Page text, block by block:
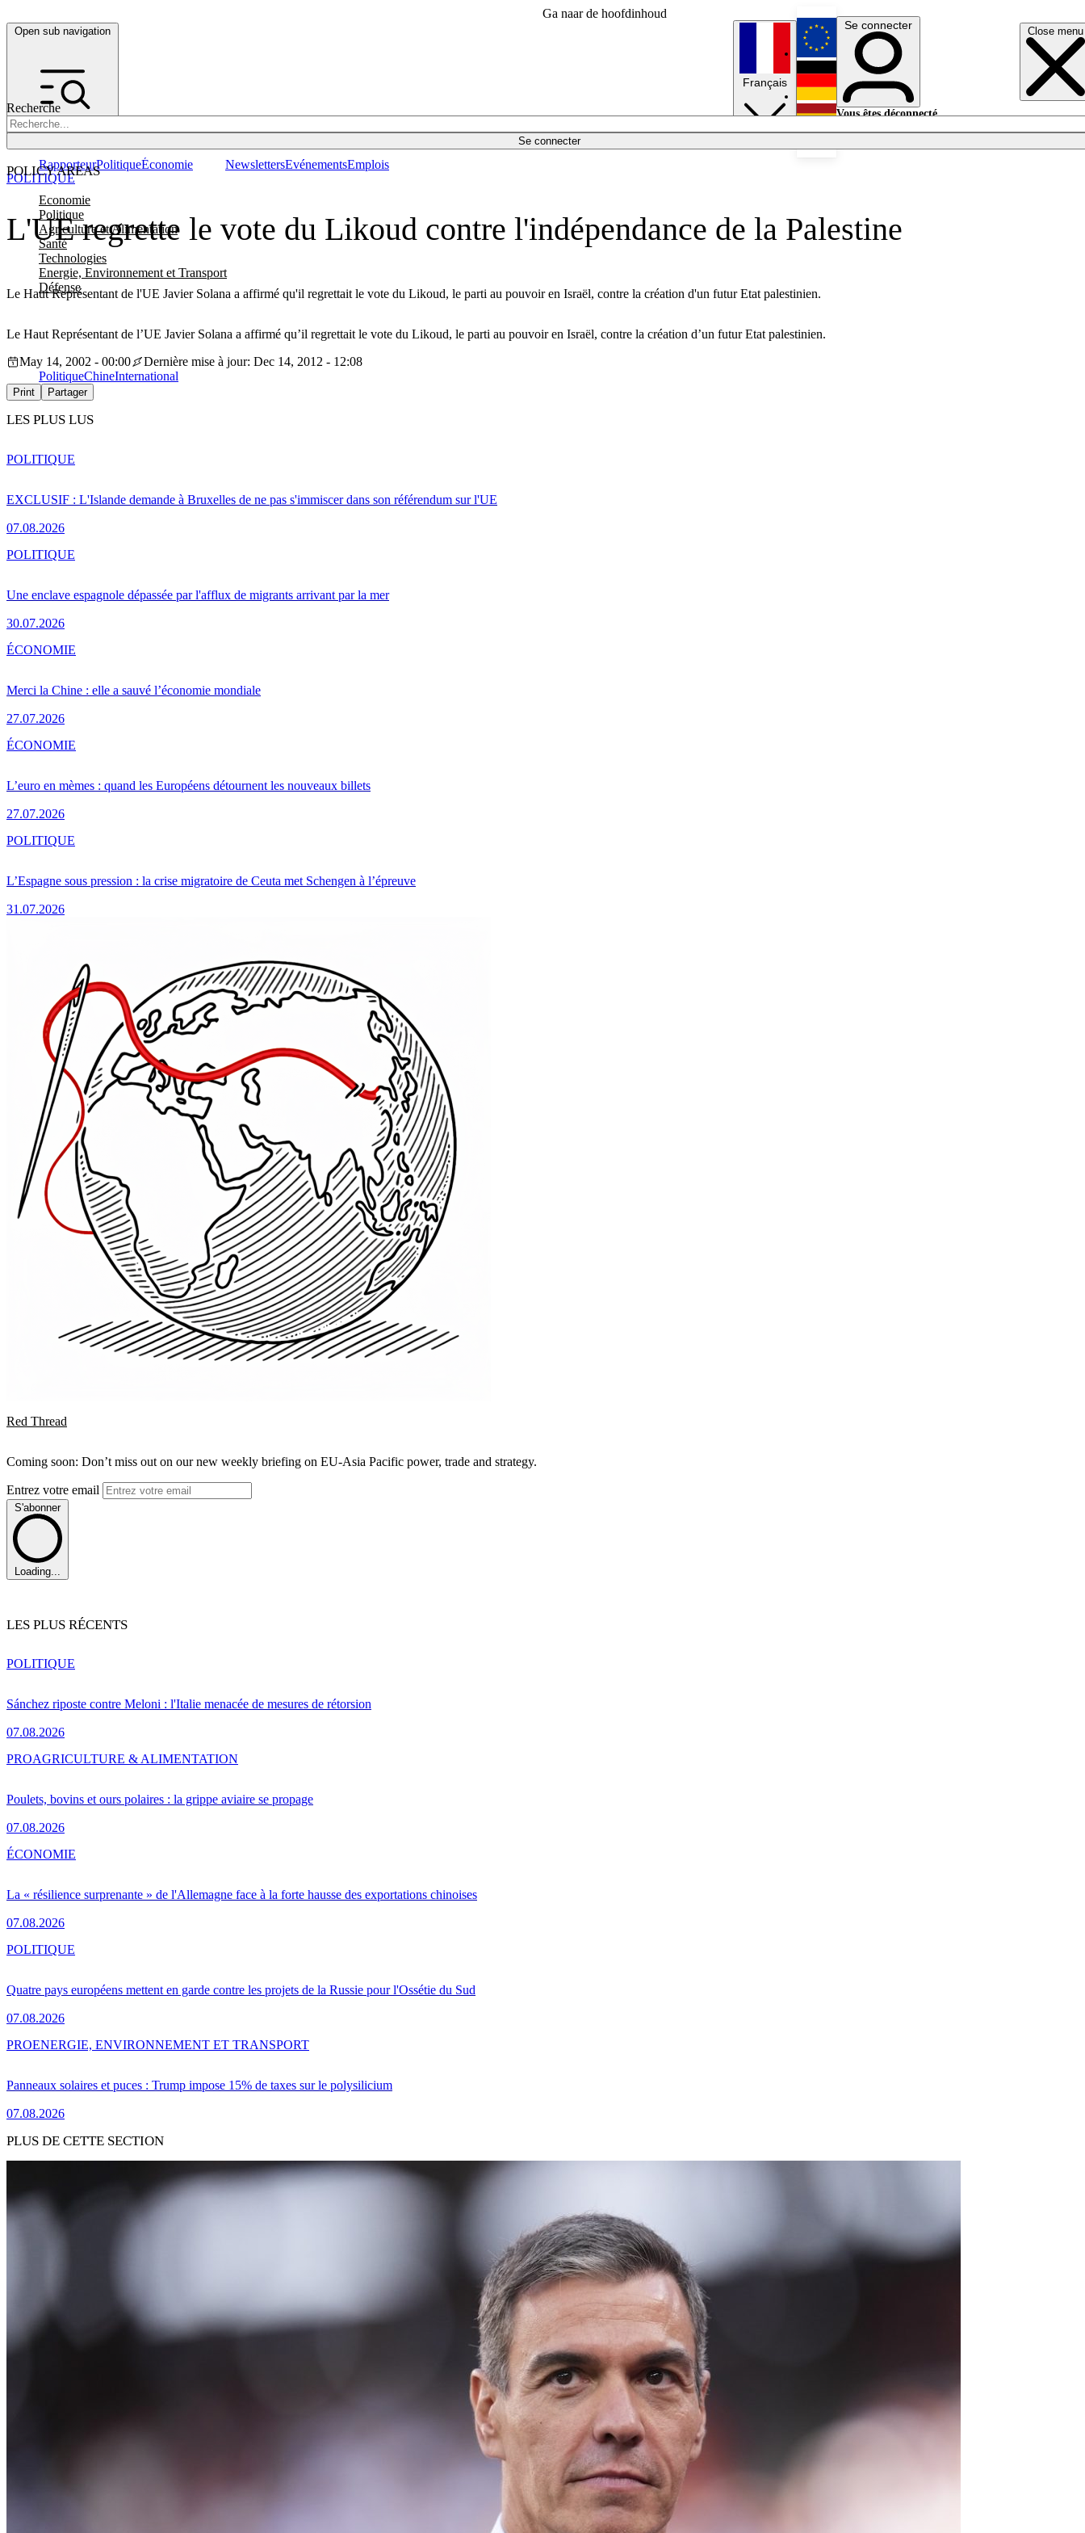
Ga naar de hoofdinhoud
Open sub navigation Close menu
Recherche
Se connecter
POLICY AREAS
Economie
Politique
Agriculture et Alimentation
Santé
Technologies
Energie, Environnement et Transport
Défense
RapporteurPolitiqueÉconomie NewslettersEvénementsEmplois
Français
English
Deutsch
Se connecter
Vous êtes déconnecté.
L'UE regrette le vote du Likoud contre l'indépendance de la Palestine
Le Haut Représentant de l'UE Javier Solana a affirmé qu'il regrettait le vote du Likoud, le parti au pouvoir en Israël, contre la création d'un futur Etat palestinien.
POLITIQUE
Le Haut Représentant de l’UE Javier Solana a affirmé qu’il regrettait le vote du Likoud, le parti au pouvoir en Israël, contre la création d’un futur Etat palestinien.
May 14, 2002 - 00:00
Dernière mise à jour: Dec 14, 2012 - 12:08
PolitiqueChineInternational
Print Partager
LES PLUS LUS
EXCLUSIF : L'Islande demande à Bruxelles de ne pas s'immiscer dans son référendum sur l'UE
07.08.2026
POLITIQUE
Une enclave espagnole dépassée par l'afflux de migrants arrivant par la mer
30.07.2026
POLITIQUE
Merci la Chine : elle a sauvé l’économie mondiale
27.07.2026
ÉCONOMIE
L’euro en mèmes : quand les Européens détournent les nouveaux billets
27.07.2026
ÉCONOMIE
L’Espagne sous pression : la crise migratoire de Ceuta met Schengen à l’épreuve
31.07.2026
POLITIQUE
Red Thread
Coming soon: Don’t miss out on our new weekly briefing on EU-Asia Pacific power, trade and strategy.
Entrez votre email
S'abonner
Loading...
LES PLUS RÉCENTS
Sánchez riposte contre Meloni : l'Italie menacée de mesures de rétorsion
07.08.2026
POLITIQUE
Poulets, bovins et ours polaires : la grippe aviaire se propage
07.08.2026
PROAGRICULTURE & ALIMENTATION
La « résilience surprenante » de l'Allemagne face à la forte hausse des exportations chinoises
07.08.2026
ÉCONOMIE
Quatre pays européens mettent en garde contre les projets de la Russie pour l'Ossétie du Sud
07.08.2026
POLITIQUE
Panneaux solaires et puces : Trump impose 15% de taxes sur le polysilicium
07.08.2026
PROENERGIE, ENVIRONNEMENT ET TRANSPORT
PLUS DE CETTE SECTION